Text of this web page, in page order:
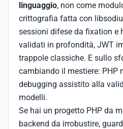
linguaggio, non come
crittografia fatta con
sessioni difese da fixation e
validati in profondità, JWT
trappole classiche. E sullo
cambiando il mestiere: PHP
debugging assistito alla
modelli.
Se hai un progetto PHP da
backend da irrobustire,